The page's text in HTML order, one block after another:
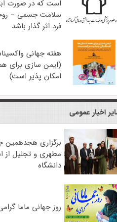
است که در صورت
سلامت جسمی –
فرد اثر گذار باشد
هفته جهانی
(ایمن سازی برای
امکان پذیر است)
اخبار عمومی
برگزاری هجدهمین
مطهری و تجلیل از
دانشگاه
روز جهانی ماما